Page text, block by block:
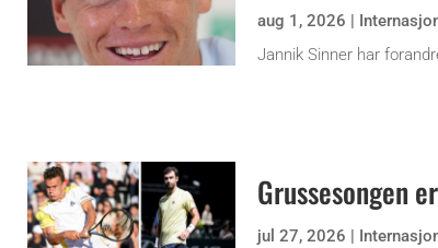
aug 1, 2026 |
Jannik Sinner har
Grussesongen
jul 27, 2026 |